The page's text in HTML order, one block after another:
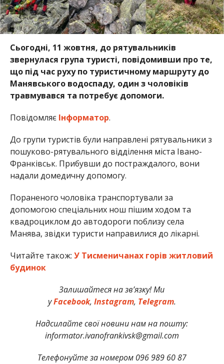
Сьогодні, 11 жовтня, до рятувальників
звернулася група туристі, повідомивши про те,
що під час руху по туристичному маршруту до
Манявського водоспаду, один з чоловіків
травмувався та потребує допомоги.
Повідомляє Інформатор.
До групи туристів були направлені рятувальники з
пошуково-рятувального відділення міста Івано-
Франківськ. Прибувши до постраждалого, вони
надали домедичну допомогу.
Пораненого чоловіка транспортували за
допомогою спеціальних нош пішим ходом та
квадроциклом до автодороги поблизу села
Манява, звідки туристи направилися до лікарні.
Читайте також: У Тисменичанах горів житловий
будинок
Залишайтеся на зв’язку! Ми
уFacebook, Instagram, Telegram.
Надсилайте свої новини нам на пошту:
informator.ivanofrankivsk@gmail.com
Телефонуйте за номером 096 989 60 87